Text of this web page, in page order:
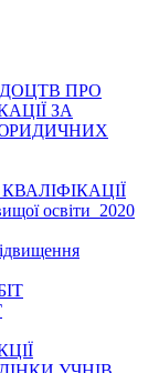
ПРО
ЗА
освіти_2020